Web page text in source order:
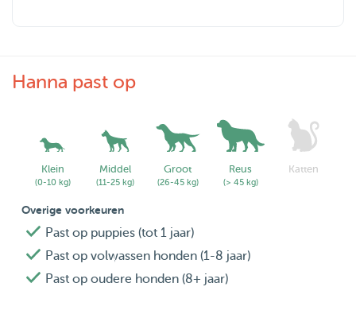
Hanna past op
Klein
(0-10 kg)
Middel
(11-25 kg)
Groot
(26-45 kg)
Reus
(> 45 kg)
Katten
Overige voorkeuren
Past op puppies (tot 1 jaar)
Past op volwassen honden (1-8 jaar)
Past op oudere honden (8+ jaar)